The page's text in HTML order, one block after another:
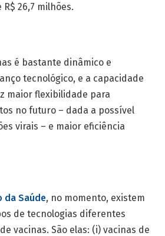
26,7 milhões.
é bastante dinâmico e
tecnológico, e a capacidade
maior flexibilidade para
no futuro – dada a possível
virais – e maior eficiência
da Saúde, no momento, existem
de tecnologias diferentes
vacinas. São elas: (i) vacinas de